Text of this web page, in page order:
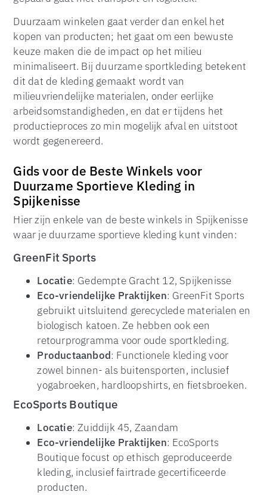
Duurzaam winkelen gaat verder dan enkel het
kopen van producten; het gaat om een bewuste
keuze maken die de impact op het milieu
minimaliseert. Bij duurzame sportkleding betekent
dit dat de kleding gemaakt wordt van
milieuvriendelijke materialen, onder eerlijke
arbeidsomstandigheden, en dat er tijdens het
productieproces zo min mogelijk afval en uitstoot
wordt gegenereerd.
Gids voor de Beste Winkels voor
Duurzame Sportieve Kleding in
Spijkenisse
Hier zijn enkele van de beste winkels in Spijkenisse
waar je duurzame sportieve kleding kunt vinden:
GreenFit Sports
Locatie: Gedempte Gracht 12, Spijkenisse
Eco-vriendelijke Praktijken: GreenFit Sports
gebruikt uitsluitend gerecyclede materialen en
biologisch katoen. Ze hebben ook een
retourprogramma voor oude sportkleding.
Productaanbod: Functionele kleding voor
zowel binnen- als buitensporten, inclusief
yogabroeken, hardloopshirts, en fietsbroeken.
EcoSports Boutique
Locatie: Zuiddijk 45, Zaandam
Eco-vriendelijke Praktijken: EcoSports
Boutique focust op ethisch geproduceerde
kleding, inclusief fairtrade gecertificeerde
producten.